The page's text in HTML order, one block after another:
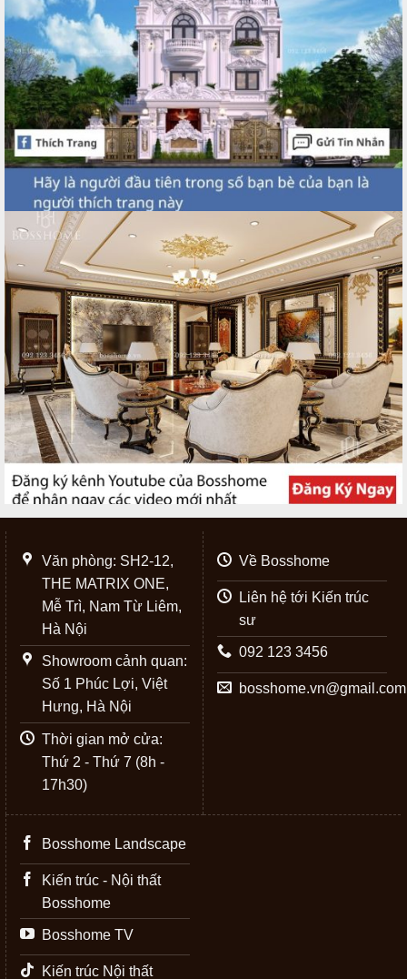
Văn phòng: SH2-12,
THE MATRIX ONE,
Mễ Trì, Nam Từ Liêm,
Hà Nội
Showroom cảnh quan:
Số 1 Phúc Lợi, Việt
Hưng, Hà Nội
Thời gian mở cửa:
Thứ 2 - Thứ 7 (8h -
17h30)
Về Bosshome
Liên hệ tới Kiến trúc
sư
092 123 3456
bosshome.vn@gmail.com
Bosshome Landscape
Kiến trúc - Nội thất
Bosshome
Bosshome TV
Kiến trúc Nội thất